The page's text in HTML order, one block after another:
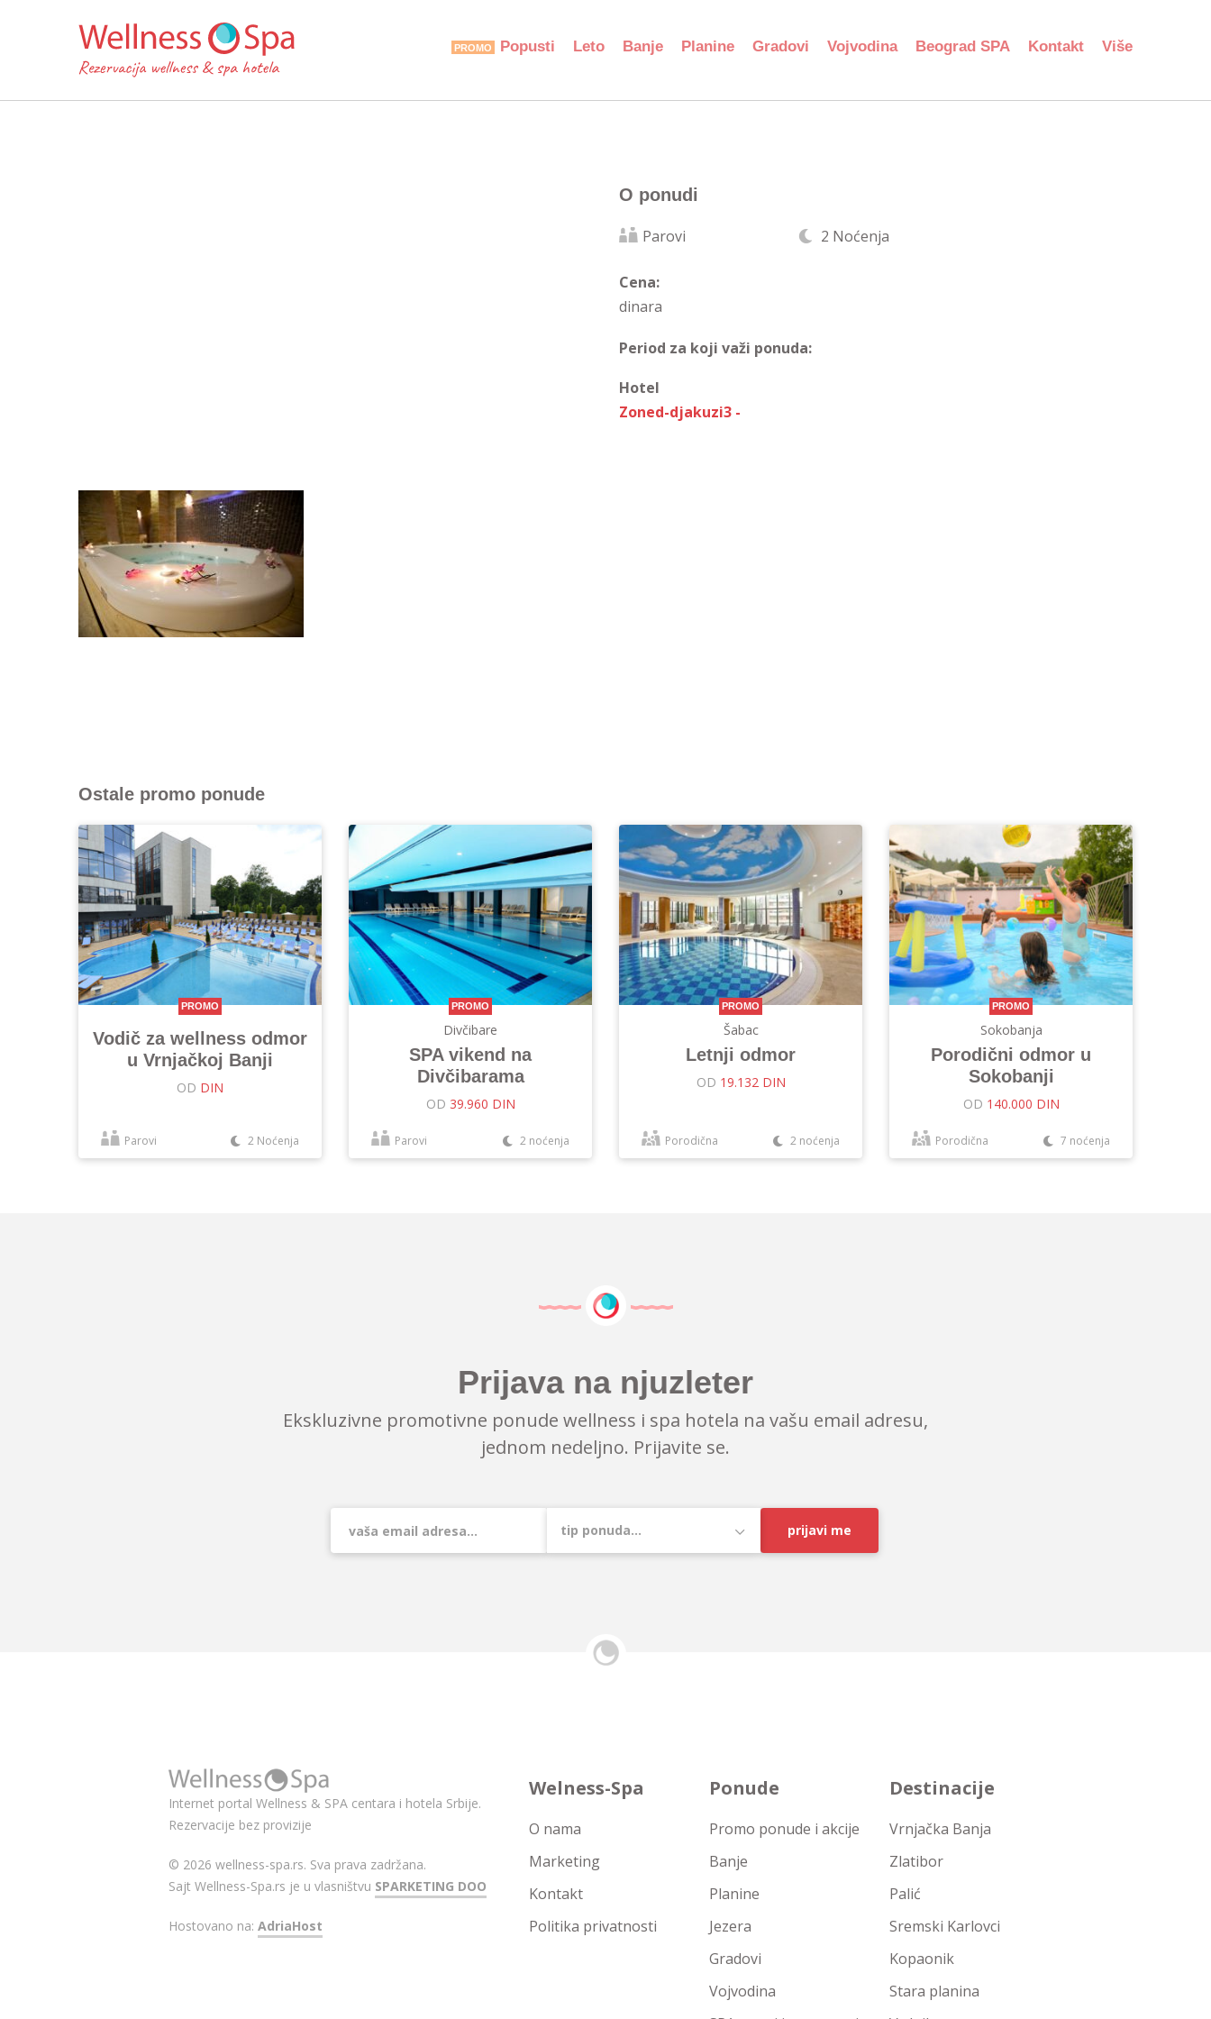
Popusti Leto Banje Planine Gradovi Vojvodina Beograd SPA Kontakt Više
O ponudi
Parovi 2 Noćenja
Cena:
dinara
Period za koji važi ponuda:
Hotel
Zoned-djakuzi3 -
Ostale promo ponude
PROMO
Vodič za wellness odmor
u Vrnjačkoj Banji
OD DIN
Parovi 2 Noćenja
PROMO
Divčibare
SPA vikend na
Divčibarama
OD 39.960 DIN
Parovi 2 noćenja
PROMO
Šabac
Letnji odmor
OD 19.132 DIN
Porodična 2 noćenja
PROMO
Sokobanja
Porodični odmor u
Sokobanji
OD 140.000 DIN
Porodična 7 noćenja
Prijava na njuzleter
Ekskluzivne promotivne ponude wellness i spa hotela na vašu email adresu,
jednom nedeljno. Prijavite se.
prijavi me
Internet portal Wellness & SPA centara i hotela Srbije.
Rezervacije bez provizije
© 2026 wellness-spa.rs. Sva prava zadržana.
Sajt Wellness-Spa.rs je u vlasništvu SPARKETING DOO
Hostovano na: AdriaHost
Welness-Spa
O nama
Marketing
Kontakt
Politika privatnosti
Ponude
Promo ponude i akcije
Banje
Planine
Jezera
Gradovi
Vojvodina
Destinacije
Vrnjačka Banja
Zlatibor
Palić
Sremski Karlovci
Kopaonik
Stara planina